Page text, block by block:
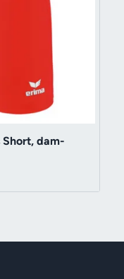
Short, dam-